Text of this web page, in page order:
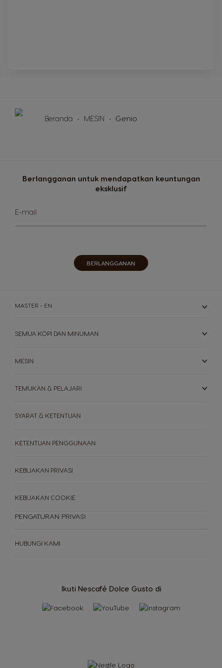
Mesin Kopi
KEBERLANJUTAN
Beranda MESIN Genio
Berlangganan untuk mendapatkan keuntungan
eksklusif
Mendaftar
untuk
Newsletter
E-mail
BERLANGGANAN
MASTER - EN
SEMUA KOPI DAN MINUMAN
MESIN
TEMUKAN & PELAJARI
Ikuti Nescafé Dolce Gusto di
HUBUNGI KAMI
SYARAT & KETENTUAN
KETENTUAN PENGGUNAAN
KEBIJAKAN PRIVASI
KEBIJAKAN COOKIE
PENGATURAN PRIVASI